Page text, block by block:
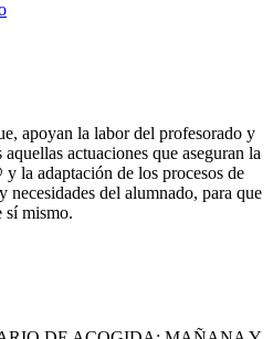
apoyan la labor del profesorado y
actuaciones que aseguran la
la adaptación de los procesos de
necesidades del alumnado, para que
sí mismo.